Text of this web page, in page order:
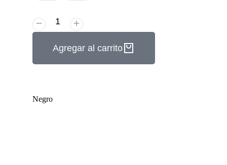
Agregar al carrito
Negro